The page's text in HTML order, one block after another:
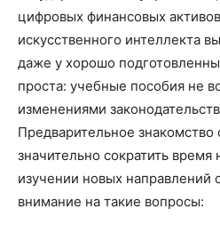
цифровых финансовых
искусственного интеллекта
даже у хорошо
проста: учебные пособия не
изменениями
Предварительное знакомство
значительно сократить время
изучении новых направлений
внимание на такие вопросы: